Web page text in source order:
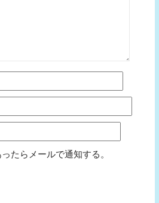
たらメールで通知する。